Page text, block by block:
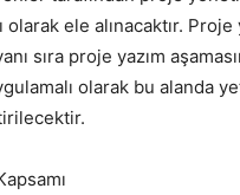
olarak ele alınacaktır.
sıra proje yazım
olarak bu alanda